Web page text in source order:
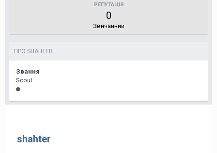
РЕПУТАЦІЯ
0
Звичайний
ПРО SHAHTER
Звання
Scout
shahter